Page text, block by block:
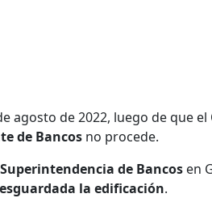
agosto de 2022, luego de que
de Bancos no procede.
Superintendencia de Bancos en
la edificación.